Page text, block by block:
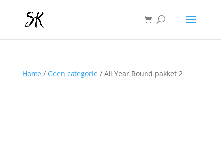
Home / Geen categorie / All Year Round pakket 2